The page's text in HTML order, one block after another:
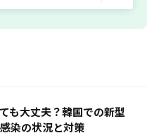
も大丈夫？韓国での新型
染の状況と対策